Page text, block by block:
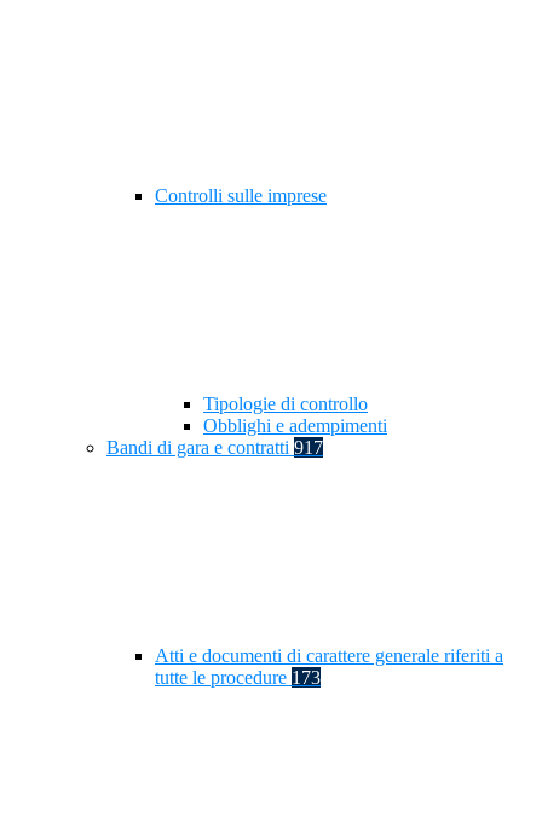
Controlli sulle imprese
Tipologie di controllo
Obblighi e adempimenti
Bandi di gara e contratti 917
Atti e documenti di carattere generale riferiti a
tutte le procedure 173